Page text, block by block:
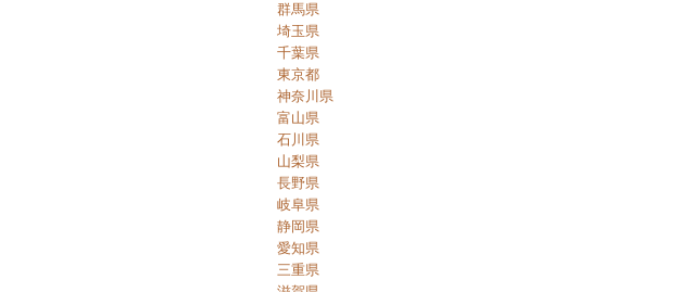
群馬県
埼玉県
千葉県
東京都
神奈川県
富山県
石川県
山梨県
長野県
岐阜県
静岡県
愛知県
三重県